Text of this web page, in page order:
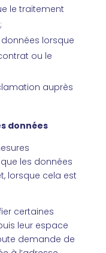
le traitement
lorsque
ou le
auprès
données
les données
lorsque cela est
certaines
leur espace
demande de